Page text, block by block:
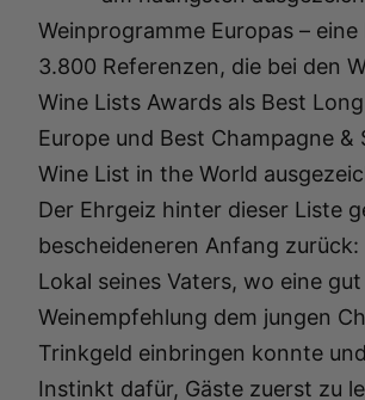
Weinprogramme Europas –
3.800 Referenzen, die bei den
Wine Lists Awards als Best
Europe und Best Champagne &
Wine List in the World
Der Ehrgeiz hinter dieser Liste
bescheideneren Anfang zurück:
Lokal seines Vaters, wo eine
Weinempfehlung dem jungen
Trinkgeld einbringen konnte
Instinkt dafür, Gäste zuerst zu